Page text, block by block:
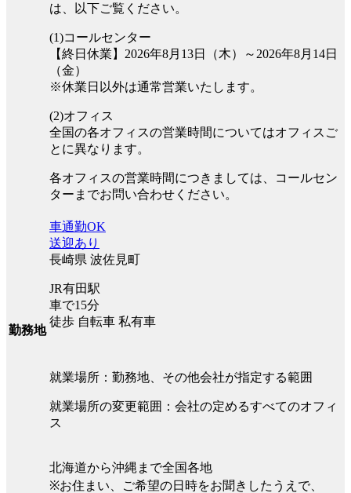
は、以下ご覧ください。
(1)コールセンター
【終日休業】2026年8月13日（木）～2026年8月14日
（金）
※休業日以外は通常営業いたします。
(2)オフィス
全国の各オフィスの営業時間についてはオフィスご
とに異なります。
各オフィスの営業時間につきましては、コールセン
ターまでお問い合わせください。
勤務地
車通勤OK
送迎あり
長崎県 波佐見町
JR有田駅
車で15分
徒歩 自転車 私有車
就業場所：勤務地、その他会社が指定する範囲
就業場所の変更範囲：会社の定めるすべてのオフィ
ス
北海道から沖縄まで全国各地
※お住まい、ご希望の日時をお聞きしたうえで、